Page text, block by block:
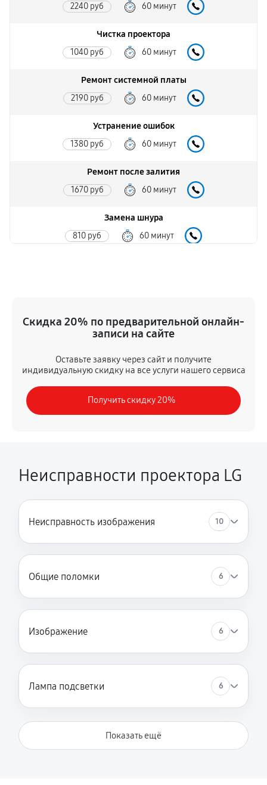
2240 руб 60 минут
Чистка проектора
1040 руб 60 минут
Ремонт системной платы
2190 руб 60 минут
Устранение ошибок
1380 руб 60 минут
Ремонт после залития
1670 руб 60 минут
Замена шнура
810 руб 60 минут
1900 руб 60 минут
Замена HDMI разъема
1380 руб 60 минут
Ремонт матрицы
860 руб 60 минут
Замена оптического блока
Замена системы накала лампы
60 минут
Скидка 20% по предварительной онлайн-
записи на сайте
Оставьте заявку через сайт и получите
индивидуальную скидку на все услуги нашего сервиса
Получить скидку 20%
Неисправности проектора LG
Неисправность изображения 10
Общие поломки 6
Изображение 6
Лампа подсветки 6
Показать ещё